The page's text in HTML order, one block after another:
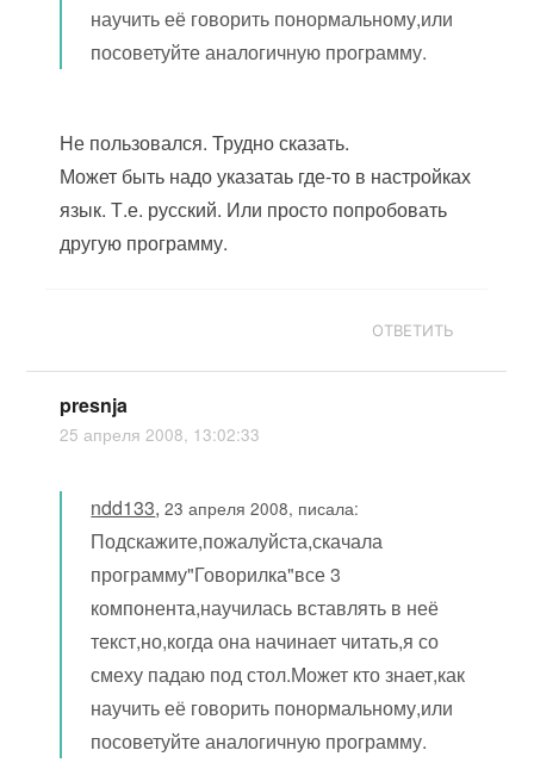
научить её говорить понормальному,или
посоветуйте аналогичную программу.
Не пользовался. Трудно сказать.
Может быть надо указатаь где-то в настройках
язык. Т.е. русский. Или просто попробовать
другую программу.
ОТВЕТИТЬ
presnja
25 апреля 2008, 13:02:33
ndd133,23 апреля 2008, писала:
Подскажите,пожалуйста,скачала
программу"Говорилка"все 3
компонента,научилась вставлять в неё
текст,но,когда она начинает читать,я со
смеху падаю под стол.Может кто знает,как
научить её говорить понормальному,или
посоветуйте аналогичную программу.